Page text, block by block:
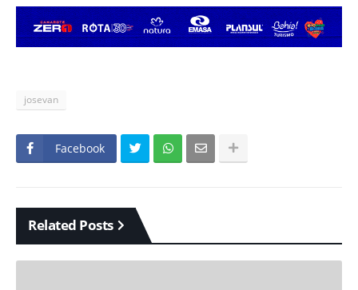
josevan
Facebook
Related Posts